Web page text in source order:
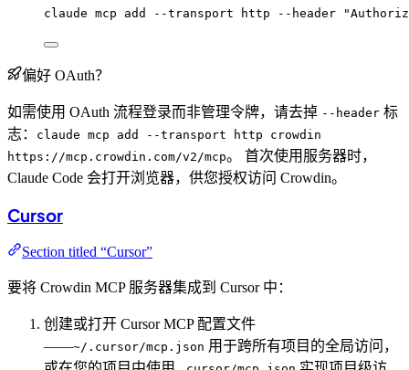
claude mcp add --transport http --header "
偏好 OAuth？
如需使用 OAuth 流程登录而非管理令牌，请去掉 --header 标
志：
claude mcp add --transport http crowdin
https://mcp.crowdin.com/v2/mcp。 首次使用服务器时，
Claude Code 会打开浏览器，供您授权访问 Crowdin。
Cursor
Section titled “Cursor”
要将 Crowdin MCP 服务器集成到 Cursor 中：
创建或打开 Cursor MCP 配置文件
——~/.cursor/mcp.json 用于跨所有项目的全局访问，